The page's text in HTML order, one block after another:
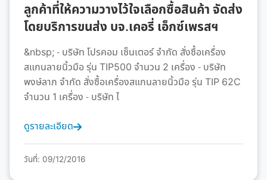
ลูกค้าที่ให้ความวางไว้ใจเลือกซื้อสินค้า จัดส่ง
โดยบริการขนส่ง บจ.เคอรี่ เอ็กซ์เพรสฯ
&nbsp; - บริษัท โปรคอม เซ็นเตอร์ จำกัด สั่งซื้อเครื่อง
สแกนลายนิ้วมือ รุ่น TIP500 จำนวน 2 เครื่อง - บริษัท
พงษ์ลาภ จำกัด สั่งซื้อเครื่องสแกนลายนิ้วมือ รุ่น TIP 62C
จำนวน 1 เครื่อง - บริษัท ไ
ดูรายละเอียด
วันที่: 09/12/2016